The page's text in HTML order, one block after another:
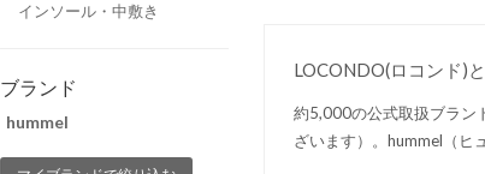
インソール・中敷き
ブランド
hummel
LOCONDO(ロコンド)
約5,000の公式取扱ブラン
ざいます）。hummel（ヒ